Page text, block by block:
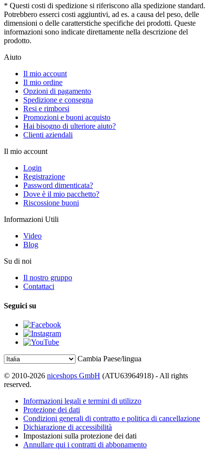
* Questi costi di spedizione si riferiscono alla spedizione standard.
Potrebbero esserci costi aggiuntivi, ad es. a causa del peso, delle
dimensioni o delle caratterstiche specifiche dei prodotti. Queste
informazioni sono indicate direttamente nella descrizione del
prodotto.
Aiuto
Il mio account
Il mio ordine
Opzioni di pagamento
Spedizione e consegna
Resi e rimborsi
Promozioni e buoni acquisto
Hai bisogno di ulteriore aiuto?
Clienti aziendali
Il mio account
Login
Registrazione
Password dimenticata?
Dove è il mio pacchetto?
Riscossione buoni
Informazioni Utili
Video
Blog
Su di noi
Il nostro gruppo
Contattaci
Seguici su
Cambia Paese/lingua
© 2010-2026 niceshops GmbH (ATU63964918) - All rights
reserved.
Informazioni legali e termini di utilizzo
Protezione dei dati
Condizioni generali di contratto e politica di cancellazione
Dichiarazione di accessibilità
Impostazioni sulla protezione dei dati
Annullare qui i contratti di abbonamento